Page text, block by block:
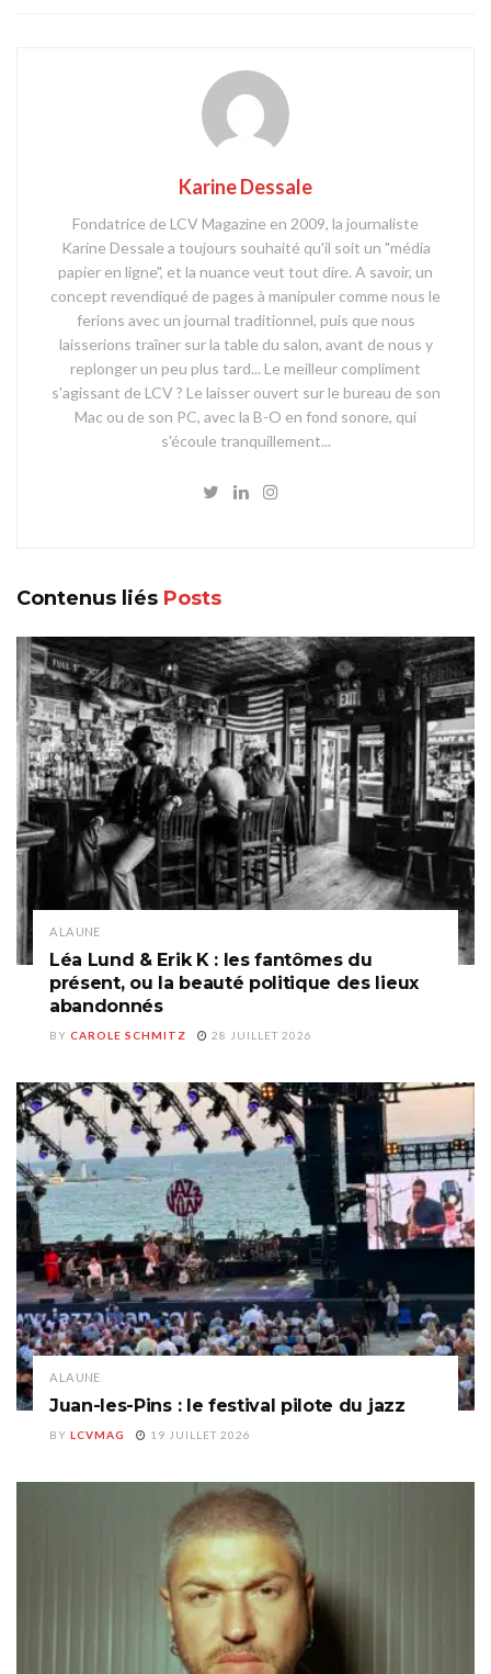
Karine Dessale
Fondatrice de LCV Magazine en 2009, la journaliste
Karine Dessale a toujours souhaité qu'il soit un "média
papier en ligne", et la nuance veut tout dire. A savoir, un
concept revendiqué de pages à manipuler comme nous le
ferions avec un journal traditionnel, puis que nous
laisserions traîner sur la table du salon, avant de nous y
replonger un peu plus tard... Le meilleur compliment
s'agissant de LCV ? Le laisser ouvert sur le bureau de son
Mac ou de son PC, avec la B-O en fond sonore, qui
s'écoule tranquillement...
Contenus liés Posts
A LA UNE
Léa Lund & Erik K : les fantômes du
présent, ou la beauté politique des lieux
abandonnés
BY CAROLE SCHMITZ 28 JUILLET 2026
A LA UNE
Juan-les-Pins : le festival pilote du jazz
BY LCVMAG 19 JUILLET 2026